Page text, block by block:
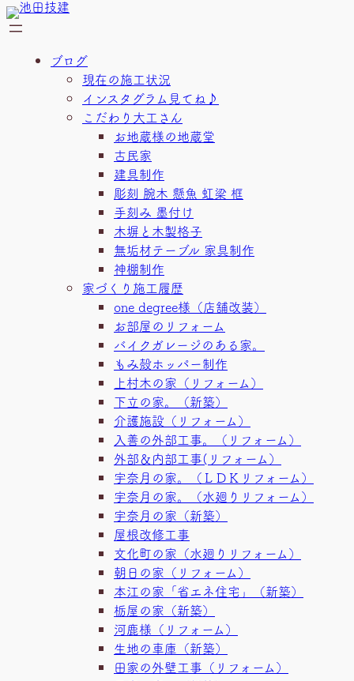
内
容
ブログ
現在の施工状況
インスタグラム見てね♪
こだわり大工さん
お地蔵様の地蔵堂
古民家
建具制作
彫刻 腕木 懸魚 虹梁 框
手刻み 墨付け
木塀と木製格子
無垢材テーブル 家具制作
神棚制作
家づくり施工履歴
one degree様（店舗改装）
お部屋のリフォーム
バイクガレージのある家。
もみ殻ホッパー制作
上村木の家（リフォーム）
下立の家。（新築）
介護施設（リフォーム）
入善の外部工事。（リフォーム）
外部＆内部工事(リフォーム）
宇奈月の家。（ＬＤＫリフォーム）
宇奈月の家。（水廻りリフォーム）
宇奈月の家（新築）
屋根改修工事
文化町の家（水廻りリフォーム）
朝日の家（リフォーム）
本江の家「省エネ住宅」（新築）
栃屋の家（新築）
河鹿様（リフォーム）
生地の車庫（新築）
田家の外壁工事（リフォーム）